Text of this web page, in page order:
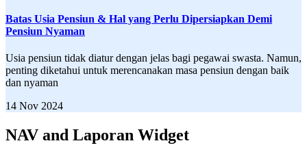
Batas Usia Pensiun & Hal yang Perlu Dipersiapkan Demi
Pensiun Nyaman
Usia pensiun tidak diatur dengan jelas bagi pegawai swasta. Namun,
penting diketahui untuk merencanakan masa pensiun dengan baik
dan nyaman
14 Nov 2024
NAV and Laporan Widget